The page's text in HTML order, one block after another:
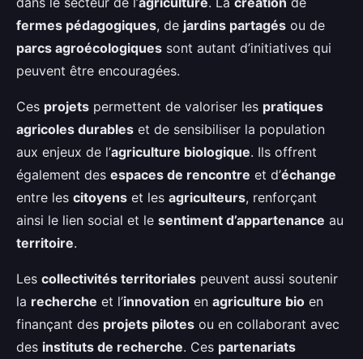
fermes pédagogiques, de jardins partagés ou de
parcs agroécologiques sont autant d’initiatives qui
peuvent être encouragées.
Ces projets permettent de valoriser les pratiques
agricoles durables et de sensibiliser la population
aux enjeux de l’agriculture biologique. Ils offrent
également des espaces de rencontre et d’échange
entre les citoyens et les agriculteurs, renforçant
ainsi le lien social et le sentiment d’appartenance au
territoire.
Les collectivités territoriales peuvent aussi soutenir
la recherche et l’innovation en agriculture bio en
finançant des projets pilotes ou en collaborant avec
des instituts de recherche. Ces partenariats